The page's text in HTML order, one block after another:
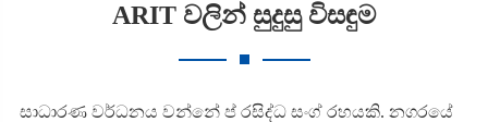
ARIT වලින් සුදුසු විසඳුම
සාධාරණ වර්ධනය වන්නේ ප් රසිද්ධ සංග් රහයකි. නගරයේ